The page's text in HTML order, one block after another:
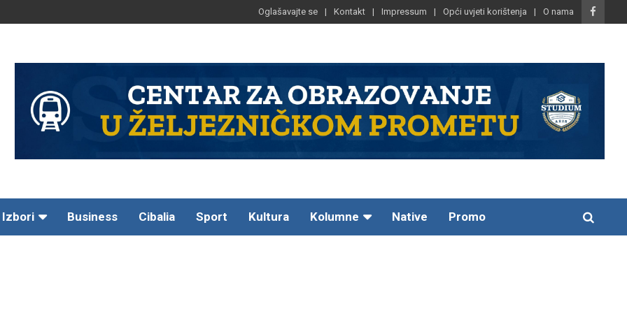
Oglašavajte se Kontakt Impressum Opći uvjeti korištenja O nama
Izbori Business Cibalia Sport Kultura Kolumne Native Promo